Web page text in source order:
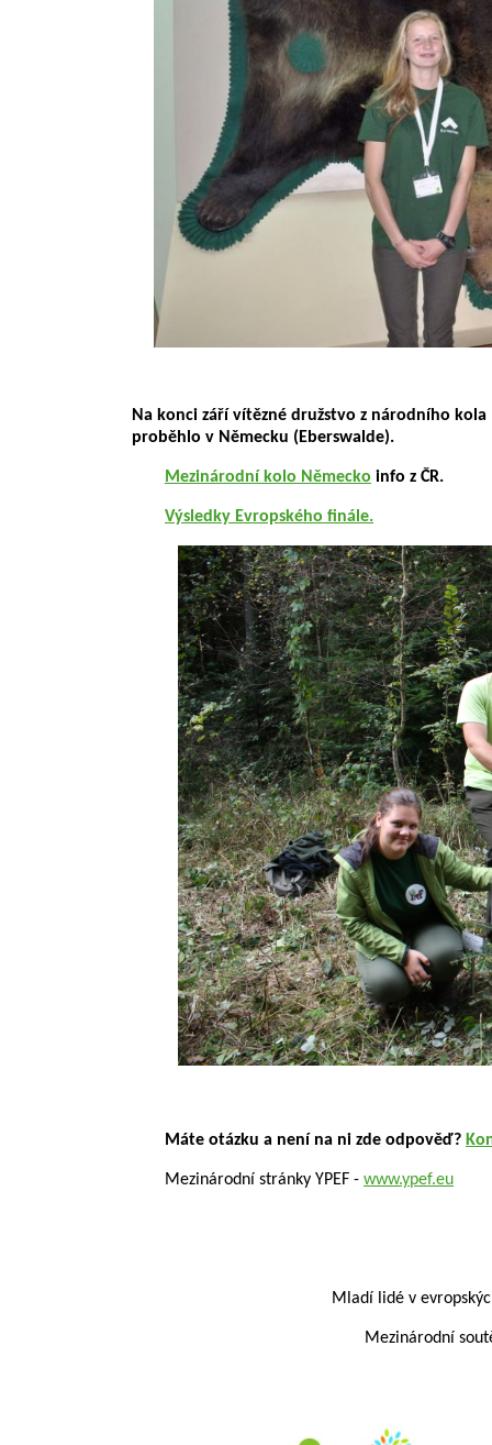
Na konci září vítězné družstvo z národního kola
proběhlo v Německu (Eberswalde).
Mezinárodní kolo Německo info z ČR.
Výsledky Evropského finále.
Máte otázku a není na ni zde odpověď?
Mezinárodní stránky YPEF - www.ypef.eu
Mladí lidé v
Mezinárodní